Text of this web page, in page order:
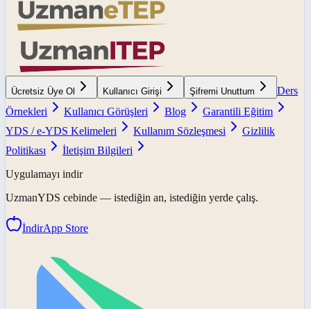
Ücretsiz Üye Ol Kullanıcı Girişi Şifremi Unuttum
Ders
Örnekleri
Kullanıcı Görüşleri Blog
Garantili Eğitim
YDS / e-YDS Kelimeleri
Kullanım Sözleşmesi
Gizlilik
Politikası
İletişim Bilgileri
Uygulamayı indir
UzmanYDS cebinde — istediğin an, istediğin yerde çalış.
İndirApp Store